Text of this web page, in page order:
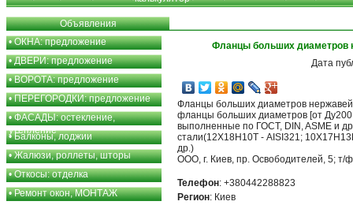
Объявления
•ОКНА: предложение
•ДВЕРИ: предложение
•ВОРОТА: предложение
•ПЕРЕГОРОДКИ: предложение
•ФАСАДЫ: остекление,
утепление
•Балконы, лоджии
•Жалюзи, роллеты, шторы
•Откосы: отделка
•Ремонт окон, МОНТАЖ
Фланцы больших диаметров
Дата
Фланцы больших диаметров
фланцы больших диаметров [от
выполненные по ГОСТ, DIN, ASME и
стали(12Х18Н10Т - AISI321;
др.)
ООО, г. Киев, пр. Освободителей, 5; т/
Телефон: +380442288823
Регион: Киев